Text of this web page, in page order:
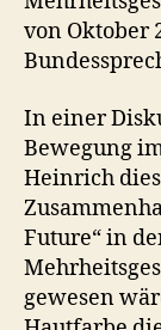
von Oktober
In einer
Bewegung
Heinrich
Future“ in
gewesen